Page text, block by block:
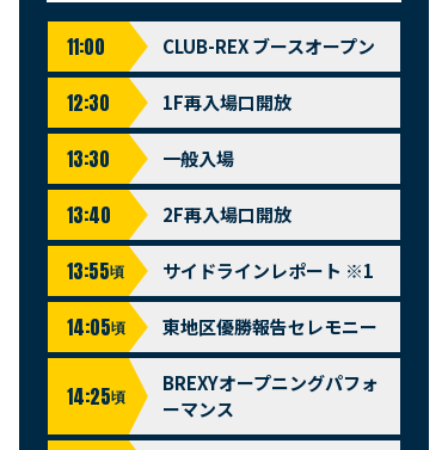
11:00 CLUB-REX ブースオープン
12:30 1F再入場口開放
13:30 一般入場
13:40 2F再入場口開放
13:55頃 サイドラインレポート ※1
14:05頃 東地区優勝報告セレモニー
14:25頃
BREXYオープニングパフォ
ーマンス